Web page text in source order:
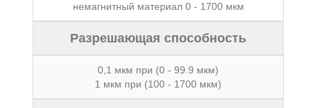
немагнитный материал 0 - 1700 мкм
Разрешающая способность
0,1 мкм при (0 - 99.9 мкм)
1 мкм при (100 - 1700 мкм)